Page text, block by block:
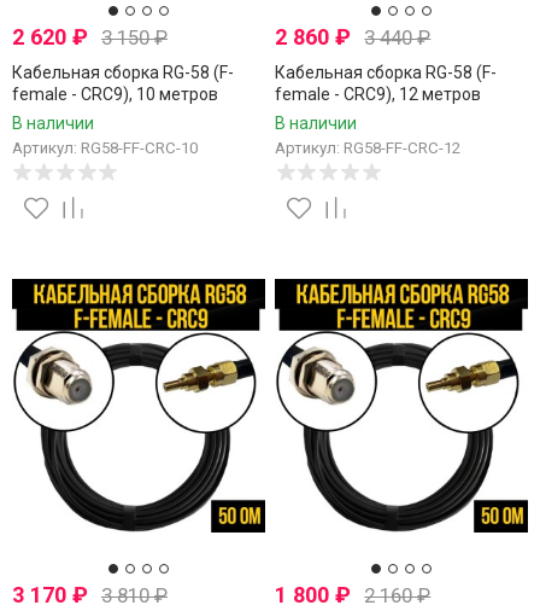
2 620 ₽ 3 150₽
Кабельная сборка RG-58 (F-
female - CRC9), 10 метров
В наличии
Артикул: RG58-FF-CRC-10
2 860₽ 3 440₽
Кабельная сборка RG-58 (F-
female - CRC9), 12 метров
В наличии
Артикул: RG58-FF-CRC-12
3 170 ₽ 3 810₽ 1 800₽ 2 160₽